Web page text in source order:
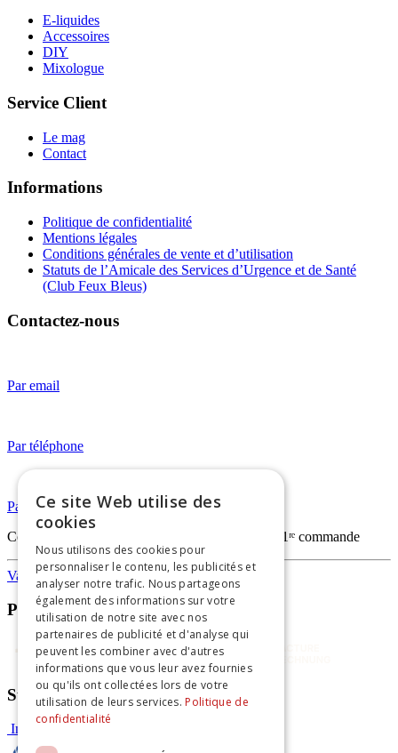
E-liquides
Accessoires
DIY
Mixologue
Service Client
Le mag
Contact
Informations
Politique de confidentialité
Mentions légales
Conditions générales de vente et d’utilisation
Statuts de l’Amicale des Services d’Urgence et de Santé
(Club Feux Bleus)
Contactez-nous
Par email
Par téléphone
Par WhatsApp
Code
— -20% sur votre 1ʳᵉ commande
Vapothèque
Paiements sécurisés
Suivez-nous
Instagram
Ce site Web utilise des
cookies
Nous utilisons des cookies pour
personnaliser le contenu, les publicités et
analyser notre trafic. Nous partageons
également des informations sur votre
utilisation de notre site avec nos
partenaires de publicité et d'analyse qui
peuvent les combiner avec d'autres
informations que vous leur avez fournies
ou qu'ils ont collectées lors de votre
utilisation de leurs services. Politique de
confidentialité